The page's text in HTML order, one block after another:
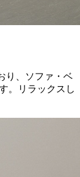
り、ソファ・ベ
。リラックスし